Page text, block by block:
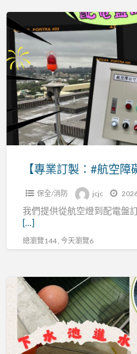
【專
業
訂
製：
#
空
障
礙
盤】
【專業訂製：#航空障
保全/消防 jcjc
我們提供從航空燈到配電盤
[…]
總瀏覽144 , 今天瀏覽6